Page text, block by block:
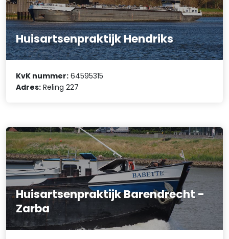
Huisartsenpraktijk Hendriks
KvK nummer: 64595315
Adres: Reling 227
Huisartsenpraktijk Barendrecht -
Zarba